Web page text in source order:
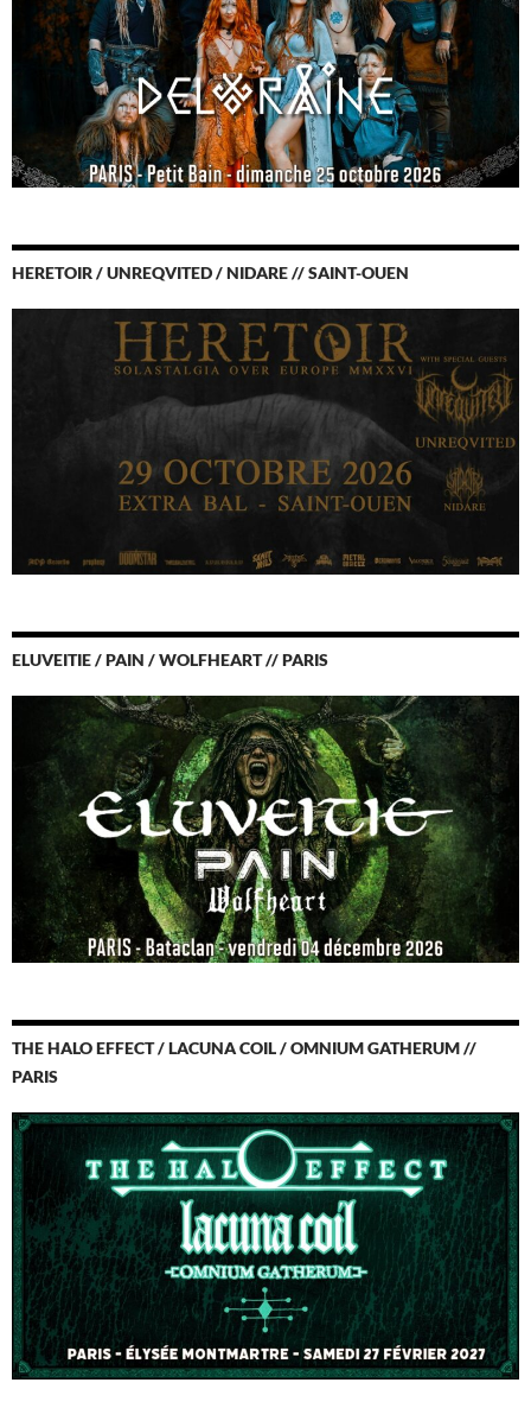
HERETOIR / UNREQVITED / NIDARE // SAINT-OUEN
ELUVEITIE / PAIN / WOLFHEART // PARIS
THE HALO EFFECT / LACUNA COIL / OMNIUM GATHERUM //
PARIS